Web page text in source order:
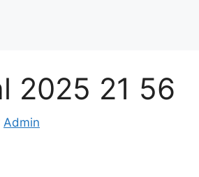
2025 21 56
Admin